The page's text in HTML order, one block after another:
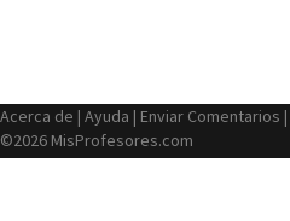
Acerca de | Ayuda | Enviar Comentarios |
©2026 MisProfesores.com